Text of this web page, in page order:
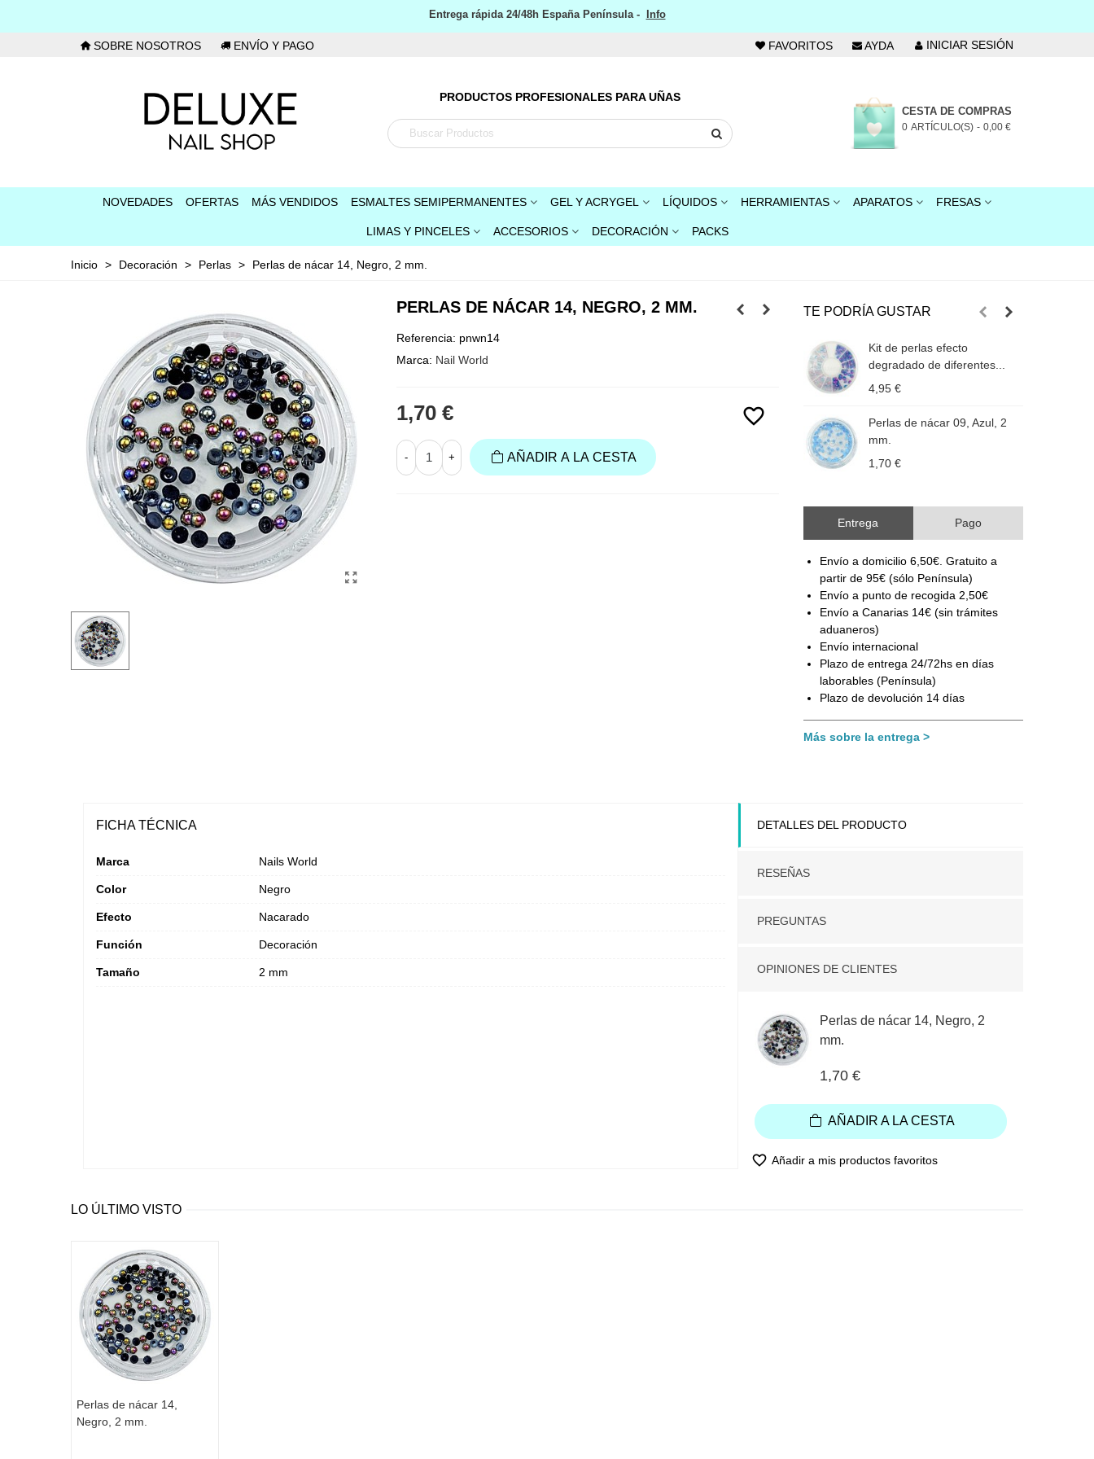
Entrega rápida 24/48h España Península - Info
SOBRE NOSOTROS ENVÍO Y PAGO FAVORITOS AYDA INICIAR SESIÓN
PRODUCTOS PROFESIONALES PARA UÑAS
CESTA DE COMPRAS
0 ARTÍCULO(S) - 0,00 €
NOVEDADES OFERTAS MÁS VENDIDOS ESMALTES SEMIPERMANENTES GEL Y ACRYGEL LÍQUIDOS HERRAMIENTAS APARATOS FRESAS
LIMAS Y PINCELES ACCESORIOS DECORACIÓN PACKS
Inicio > Decoración > Perlas > Perlas de nácar 14, Negro, 2 mm.
PERLAS DE NÁCAR 14, NEGRO, 2 MM.
Referencia: pnwn14
Marca: Nail World
favorite_border
1,70 €
- + AÑADIR A LA CESTA
TE PODRÍA GUSTAR
Kit de perlas efecto
degradado de diferentes...
4,95 €
Perlas de nácar 09, Azul, 2
mm.
1,70 €
Entrega Pago
Envío a domicilio 6,50€. Gratuito a
partir de 95€ (sólo Península)
Envío a punto de recogida 2,50€
Envío a Canarias 14€ (sin trámites
aduaneros)
Envío internacional
Plazo de entrega 24/72hs en días
laborables (Península)
Plazo de devolución 14 días
Más sobre la entrega
DETALLES DEL PRODUCTO
RESEÑAS
PREGUNTAS
OPINIONES DE CLIENTES
Perlas de nácar 14, Negro, 2
mm.
1,70 €
AÑADIR A LA CESTA
favorite_border Añadir a mis productos favoritos
FICHA TÉCNICA
Marca Nails World
Color Negro
Efecto Nacarado
Función Decoración
Tamaño 2 mm
LO ÚLTIMO VISTO
Perlas de nácar 14,
Negro, 2 mm.